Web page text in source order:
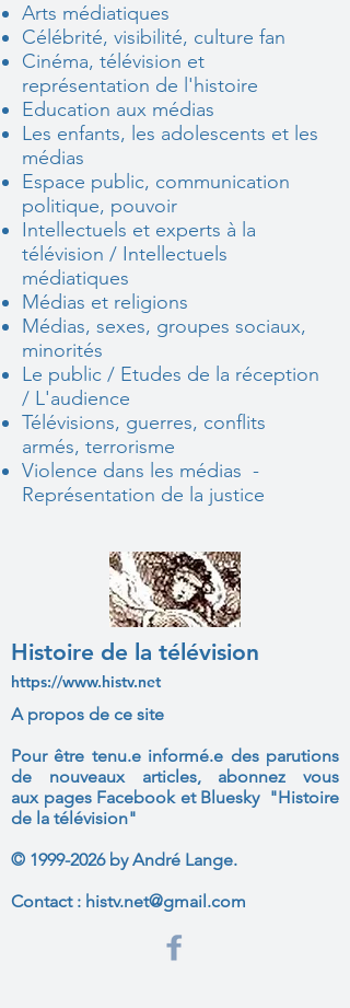
Arts médiatiques
Célébrité, visibilité, culture fan
Cinéma, télévision et
représentation de l'histoire
Education aux médias
Les enfants, les adolescents et les
médias
Espace public, communication
politique, pouvoir
Intellectuels et experts à la
télévision / Intellectuels
médiatiques
Médias et religions
Médias, sexes, groupes sociaux,
minorités
Le public / Etudes de la réception
/ L'audience
Télévisions, guerres, conflits
armés, terrorisme
Violence dans les médias -
Représentation de la justice
Histoire de la télévision
https://www.histv.net
A propos de ce site
Pour être tenu.e informé.e des parutions
de nouveaux articles, abonnez vous
aux pages Facebook et Bluesky "Histoire
de la télévision"
© 1999-2026by André Lange.
Contact : histv.net@gmail.com